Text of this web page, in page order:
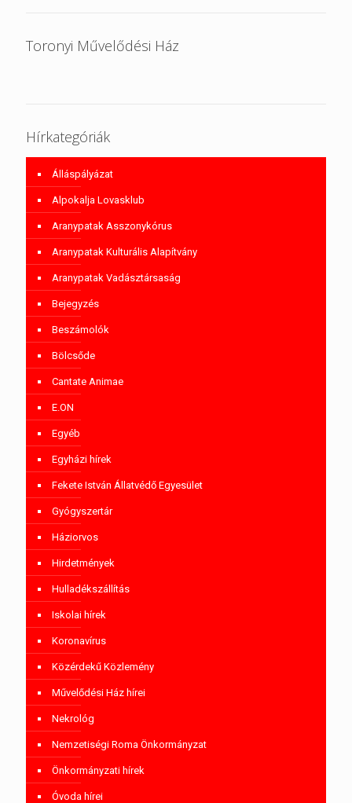
Toronyi Művelődési Ház
Hírkategóriák
Álláspályázat
Alpokalja Lovasklub
Aranypatak Asszonykórus
Aranypatak Kulturális Alapítvány
Aranypatak Vadásztársaság
Bejegyzés
Beszámolók
Bölcsőde
Cantate Animae
E.ON
Egyéb
Egyházi hírek
Fekete István Állatvédő Egyesület
Gyógyszertár
Háziorvos
Hirdetmények
Hulladékszállítás
Iskolai hírek
Koronavírus
Közérdekű Közlemény
Művelődési Ház hírei
Nekrológ
Nemzetiségi Roma Önkormányzat
Önkormányzati hírek
Óvoda hírei